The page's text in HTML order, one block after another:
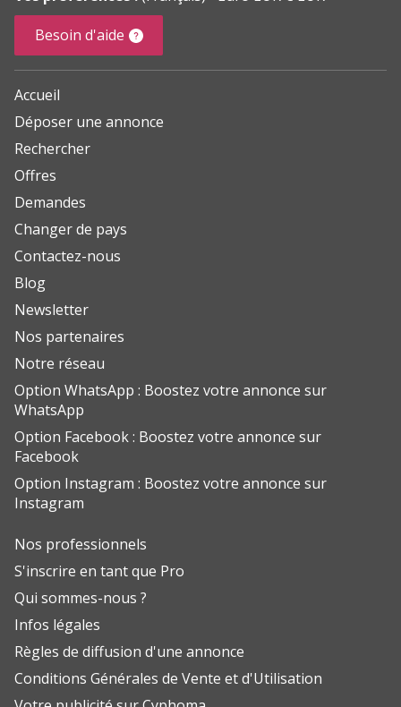
Besoin d'aide
Accueil
Déposer une annonce
Rechercher
Offres
Demandes
Changer de pays
Contactez-nous
Blog
Newsletter
Nos partenaires
Notre réseau
Option WhatsApp : Boostez votre annonce sur
WhatsApp
Option Facebook : Boostez votre annonce sur
Facebook
Option Instagram : Boostez votre annonce sur
Instagram
Nos professionnels
S'inscrire en tant que Pro
Qui sommes-nous ?
Infos légales
Règles de diffusion d'une annonce
Conditions Générales de Vente et d'Utilisation